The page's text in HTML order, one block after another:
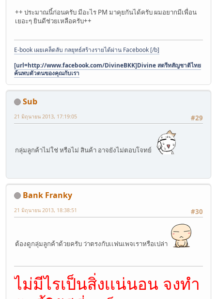
++ ประมาณนี้ก่อนครับ มีอะไร PM มาคุยกันได้ครับ ผมอยากมีเพื่อน
เยอะๆ ยินดีช่วยเหลือครับ++
E-book เผยเคล็ดลับ กลยุทธ์สร้างรายได้ผ่าน Facebook [/b]
[url=http://www.facebook.com/DivineBKK]Divine สตรีทสัญชาติไทย
ค้นพบตัวตนของคุณกับเรา
Sub
#29
21 มิถุนายน 2013, 17:19:05
กลุ่มลูกค้าไม่ใช่ หรือไม่ สินค้า อาจยังไม่ตอบโจทย์
Bank Franky
#30
21 มิถุนายน 2013, 18:38:51
ต้องดูกลุ่มลูกค้าด้วยครับ ว่าตรงกับเเฟนเพจเราหรือเปล่า
ไม่มีไรเป็นสิ่งเเน่นอน จงทำ